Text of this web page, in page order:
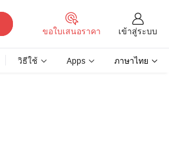
ขอใบเสนอราคา เข้าสู่ระบบ
วิธีใช้ Apps ภาษาไทย